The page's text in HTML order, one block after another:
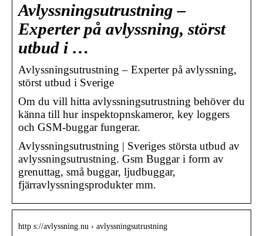
Avlyssningsutrustning –
Experter på avlyssning, störst
utbud i …
Avlyssningsutrustning – Experter på avlyssning,
störst utbud i Sverige
Om du vill hitta avlyssningsutrustning behöver du
känna till hur inspektopnskameror, key loggers
och GSM-buggar fungerar.
Avlyssningsutrustning | Sveriges största utbud av
avlyssningsutrustning. Gsm Buggar i form av
grenuttag, små buggar, ljudbuggar,
fjärravlyssningsprodukter mm.
http s://avlyssning.nu › avlyssningsutrustning